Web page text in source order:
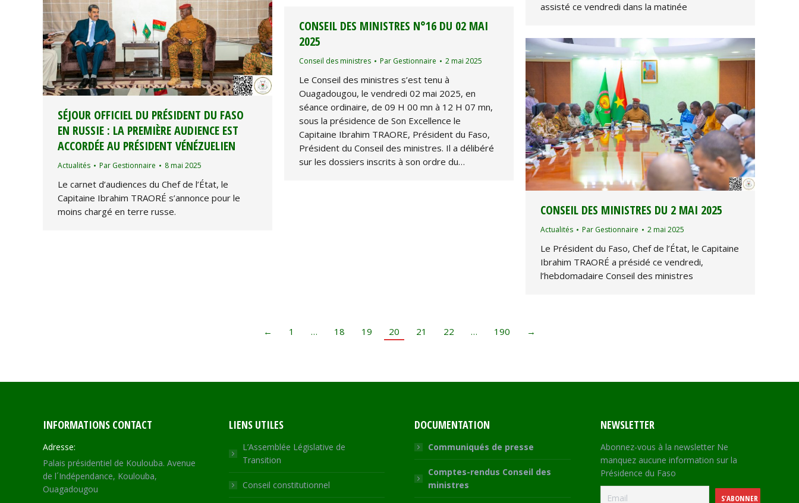
assisté ce vendredi dans la matinée
SÉJOUR OFFICIEL DU PRÉSIDENT DU FASO
EN RUSSIE : LA PREMIÈRE AUDIENCE EST
ACCORDÉE AU PRÉSIDENT VÉNÉZUELIEN
Actualités Par Gestionnaire 8 mai 2025
Le carnet d’audiences du Chef de l’État, le
Capitaine Ibrahim TRAORÉ s’annonce pour le
moins chargé en terre russe.
CONSEIL DES MINISTRES N°16 DU 02 MAI
2025
Conseil des ministres Par Gestionnaire 2 mai 2025
Le Conseil des ministres s’est tenu à
Ouagadougou, le vendredi 02 mai 2025, en
séance ordinaire, de 09 H 00 mn à 12 H 07 mn,
sous la présidence de Son Excellence le
Capitaine Ibrahim TRAORE, Président du Faso,
Président du Conseil des ministres. Il a délibéré
sur les dossiers inscrits à son ordre du…
CONSEIL DES MINISTRES DU 2 MAI 2025
Actualités Par Gestionnaire 2 mai 2025
Le Président du Faso, Chef de l’État, le Capitaine
Ibrahim TRAORÉ a présidé ce vendredi,
l’hebdomadaire Conseil des ministres
← 1 … 18 19 20 21 22 … 190 →
INFORMATIONS CONTACT
Adresse:
Palais présidentiel de Koulouba. Avenue
de l´Indépendance, Koulouba,
Ouagadougou
LIENS UTILES
L’Assemblée Législative de
Transition
Conseil constitutionnel
DOCUMENTATION
Communiqués de presse
Comptes-rendus Conseil des
ministres
NEWSLETTER
Abonnez-vous à la newsletter Ne
manquez aucune information sur la
Présidence du Faso